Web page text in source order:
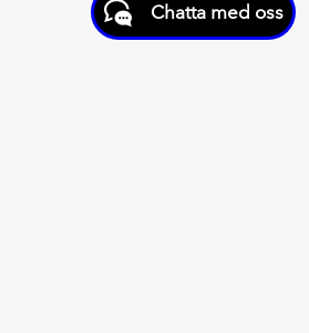
Chatta med oss